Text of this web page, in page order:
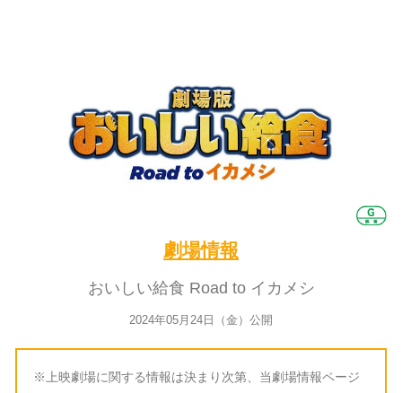
劇場情報
おいしい給食 Road to イカメシ
2024年05月24日（金）公開
※上映劇場に関する情報は決まり次第、当劇場情報ページ